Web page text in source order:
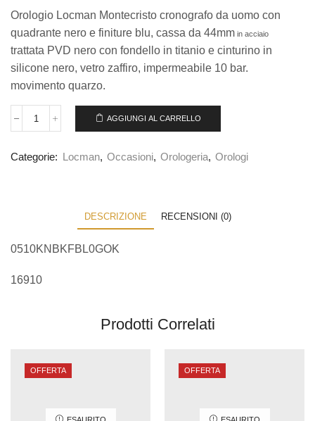
Orologio Locman Montecristo cronografo da uomo con
quadrante nero e finiture blu, cassa da 44mm in acciaio
trattata PVD nero con fondello in titanio e cinturino in
silicone nero, vetro zaffiro, impermeabile 10 bar.
movimento quarzo.
AGGIUNGI AL CARRELLO
Categorie: Locman, Occasioni, Orologeria, Orologi
DESCRIZIONE RECENSIONI (0)
0510KNBKFBL0GOK
16910
Prodotti Correlati
OFFERTA
ESAURITO
OFFERTA
ESAURITO